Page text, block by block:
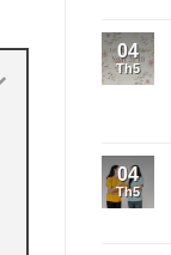
04
Th5
04
Th5